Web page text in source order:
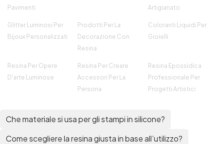
Pavimenti
Artigianato
Glitter Luminosi Per
Bijoux Personalizzati
Prodotti Per La
Decorazione Con
Resina
Coloranti Liquidi Per
Gioielli
Resina Per Opere
D'arte Luminose
Resina Per Creare
Accessori Per La
Persona
Resina Epossidica
Professionale Per
Progetti Artistici
Che materiale si usa per gli stampi in silicone?
Come scegliere la resina giusta in base all’utilizzo?